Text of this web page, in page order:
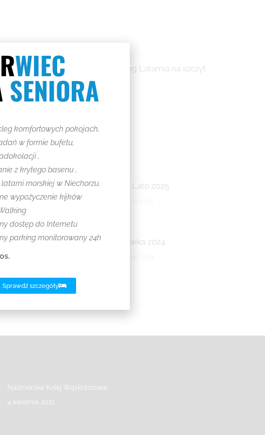
konkurencje sportowe (m.in. Bieg Latarnia na szczyt
10:00 pod Latarnią Morską.
Lato, Lato 2025
Majówka 2024
Nadmorska Kolej Wąskotorowa
4 kwietnia 2021
WIEC
SENIORA
komfortowych pokojach,
w formie bufetu,
,
z krytego basenu ,
morskiej w Niechorzu,
wypożyczenie kijków
dostęp do Internetu
parking monitorowany 24h
Sprawdź szczegóły